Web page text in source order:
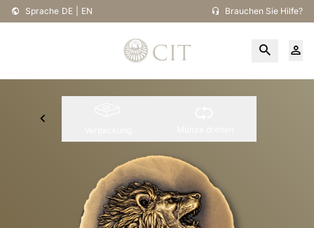
Sprache DE EN Brauchen Sie Hilfe?